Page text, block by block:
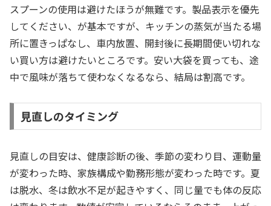
スプーンの使用は避けたほうが無難です。製品表示を優先
してください、が基本ですが、キッチンの蒸気が当たる場
所に置きっぱなし、車内放置、開封後に長期間使い切れな
い買い方は避けたいところです。安い大袋を買っても、途
中で風味が落ちて使わなくなるなら、結局は割高です。
見直しのタイミング
見直しの目安は、健康診断の後、季節の変わり目、運動量
が変わった時、家族構成や勤務形態が変わった時です。夏
は脱水、冬は飲水不足が起きやすく、同じ量でも体の反応